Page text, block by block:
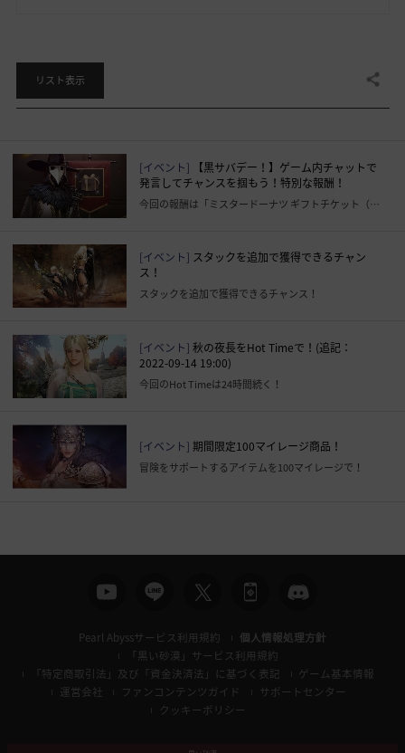
リスト表示 共有する
[イベント]
【黒サバデー！】ゲーム内チャットで
発言してチャンスを掴もう！特別な報酬！
今回の報酬は「ミスタードーナツ ギフトチケット（500円）」
[イベント] スタックを追加で獲得できるチャン
ス！
スタックを追加で獲得できるチャンス！
[イベント] 秋の夜長をHot Timeで！(追記：
2022-09-14 19:00)
今回のHot Timeは24時間続く！
[イベント] 期間限定100マイレージ商品！
冒険をサポートするアイテムを100マイレージで！
Pearl Abyssサービス利用規約
個人情報処理方針
「黒い砂漠」サービス利用規約
「特定商取引法」及び「資金決済法」に基づく表記
ゲーム基本情報
運営会社
ファンコンテンツガイド
サポートセンター
クッキーポリシー